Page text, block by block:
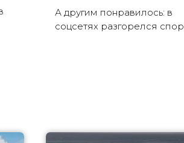
А другим понравилось: в
соцсетях разгорелся спор